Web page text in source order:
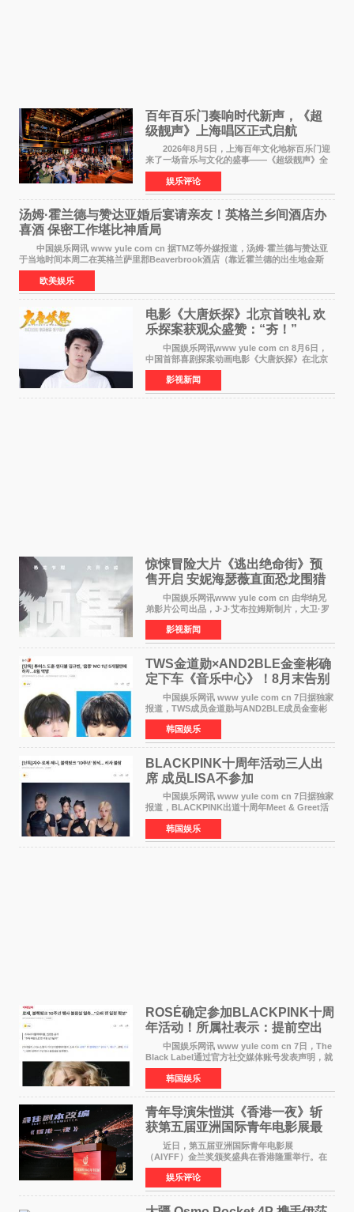
百年百乐门奏响时代新声，《超
级靓声》上海唱区正式启航
2026年8月5日，上海百年文化地标百乐门迎
来了一场音乐与文化的盛事——《超级靓声》全
国励志音乐公益节目上海唱区新闻发布会暨启动
仪式在此隆重举行。各界领导、嘉宾与媒体朋友
齐聚一堂，共同
娱乐评论
汤姆·霍兰德与赞达亚婚后宴请亲友！英格兰乡间酒店办
喜酒 保密工作堪比神盾局
中国娱乐网讯 www yule com cn 据TMZ等外媒报道，汤姆·霍兰德与赞达亚
于当地时间本周二在英格兰萨里郡Beaverbrook酒店（靠近霍兰德的出生地金斯
顿）举办婚宴，邀请家人与朋友们喝喜酒，庆祝
欧美娱乐
电影《大唐妖探》北京首映礼 欢
乐探案获观众盛赞：“夯！”
中国娱乐网讯www yule com cn 8月6日，
中国首部喜剧探案动画电影《大唐妖探》在北京
举办电影首映礼。导演程腾、联合导演黄珉、总
制片人曹紫建、制片人李莹莹，配音导演张喆，
对白指导程寅，领
影视新闻
惊悚冒险大片《逃出绝命街》预
售开启 安妮海瑟薇直面恐龙围猎
中国娱乐网讯www yule com cn 由华纳兄
弟影片公司出品，J·J·艾布拉姆斯制片，大卫·罗
伯特·米切尔执导，好莱坞巨星安妮·海瑟薇和伊万
·麦克格雷格领衔主演的2026暑期惊悚冒险大片
《逃出绝
影视新闻
TWS金道勋×AND2BLE金奎彬确
定下车《音乐中心》！8月末告别
MC席位
中国娱乐网讯 www yule com cn 7日据独家
报道，TWS成员金道勋与AND2BLE成员金奎彬
将于8月离开《音乐中心》MC的位置。 金道
勋与金奎彬于去年3月与H2H A-NA一起被选为
《音乐中心》MC，约1
韩国娱乐
BLACKPINK十周年活动三人出
席 成员LISA不参加
中国娱乐网讯 www yule com cn 7日据独家
报道，BLACKPINK出道十周年Meet & Greet活
动将由智秀、ROS&Eacute;、JENNIE出席，
LISA将缺席。 此前BLACKPINK所属社YG并
未为组合出道十周年做
韩国娱乐
ROSÉ确定参加BLACKPINK十周
年活动！所属社表示：提前空出
了时间
中国娱乐网讯 www yule com cn 7日，The
Black Label通过官方社交媒体账号发表声明，就
近期网络上关于ROS&Eacute;个人行程及是否参
加BLACKPINK出道纪念活动的种种猜测作出正
式回应。 Th
韩国娱乐
青年导演朱愷淇《香港一夜》斩
获第五届亚洲国际青年电影展最
佳剧本改编奖
近日，第五届亚洲国际青年电影展
（AIYFF）金兰奖颁奖盛典在香港隆重举行。在
这场汇聚数百位海内外电影人、文化界人士及媒
体代表的亚洲青年影视盛会上，香港本土电影
《香港一夜》（Dawn in Ho
娱乐评论